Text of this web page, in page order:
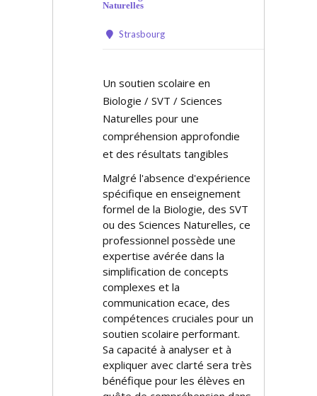
Naturelles
Strasbourg
Un soutien scolaire en
Biologie / SVT / Sciences
Naturelles pour une
compréhension approfondie
et des résultats tangibles
Malgré l'absence d'expérience
spécifique en enseignement
formel de la Biologie, des SVT
ou des Sciences Naturelles, ce
professionnel possède une
expertise avérée dans la
simplification de concepts
complexes et la
communication efficace, des
compétences cruciales pour un
soutien scolaire performant.
Sa capacité à analyser et à
expliquer avec clarté sera très
bénéfique pour les élèves en